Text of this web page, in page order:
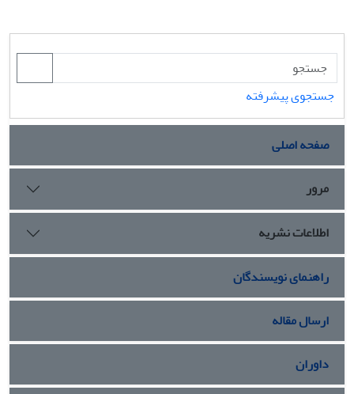
جستجوی پیشرفته
صفحه اصلی
مرور
اطلاعات نشریه
راهنمای نویسندگان
ارسال مقاله
داوران